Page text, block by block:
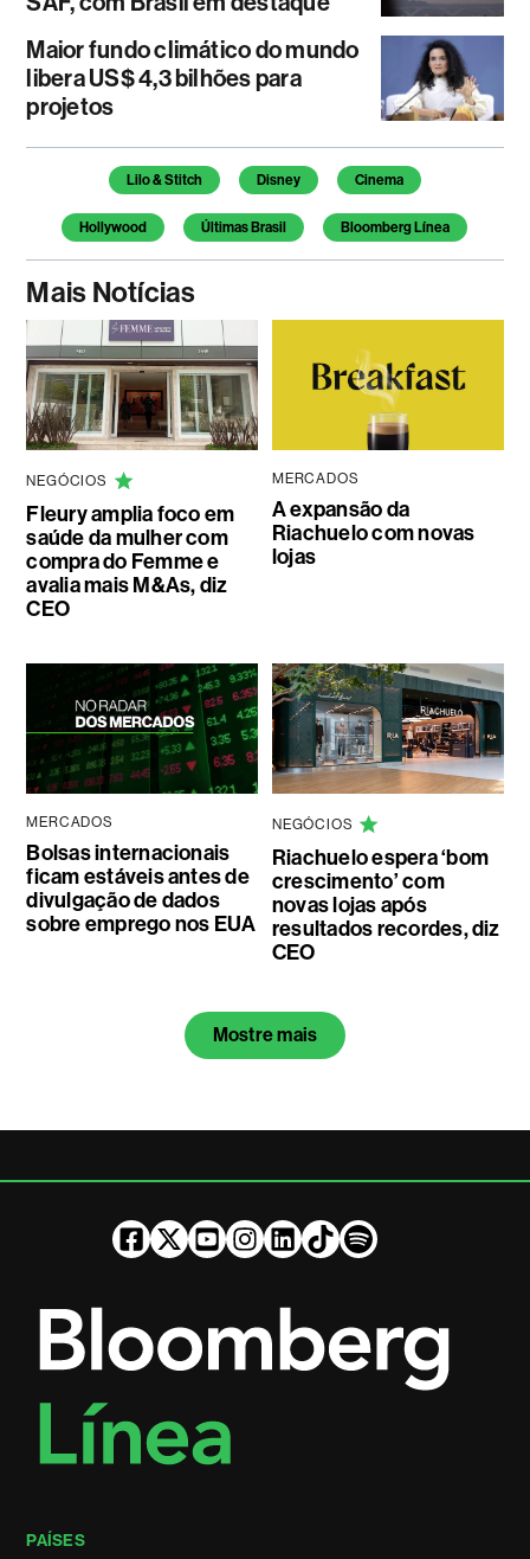
Maior fundo climático do mundo
libera US$ 4,3 bilhões para
projetos
Temas deste artigo
Lilo & Stitch Disney Cinema
Hollywood Últimas Brasil Bloomberg Línea
Mais Notícias
NEGÓCIOS
Fleury amplia foco em
saúde da mulher com
compra do Femme e
avalia mais M&As, diz
CEO
MERCADOS
A expansão da
Riachuelo com novas
lojas
MERCADOS
Bolsas internacionais
ficam estáveis antes de
divulgação de dados
sobre emprego nos EUA
NEGÓCIOS
Riachuelo espera ‘bom
crescimento’ com
novas lojas após
resultados recordes, diz
CEO
Mostre mais
PAÍSES